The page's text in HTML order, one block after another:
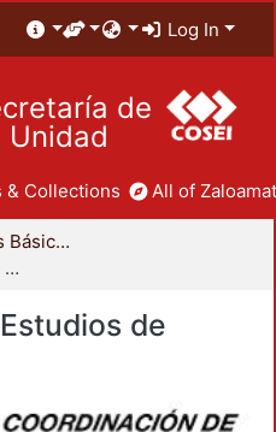
Log In
de
Unidad
& Collections All of
División de Ciencias Básicas e Ingeniería
Coordinación de Estudios de Posgrado - CBI
de